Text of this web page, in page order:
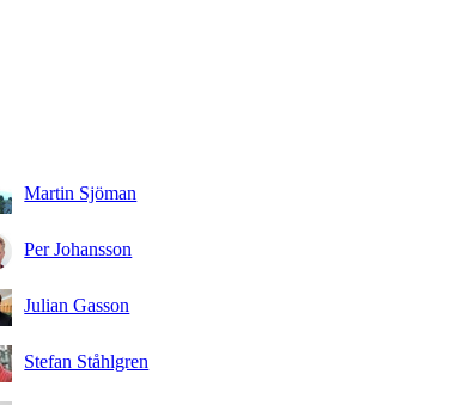
Martin Sjöman
Per Johansson
Julian Gasson
Stefan Ståhlgren